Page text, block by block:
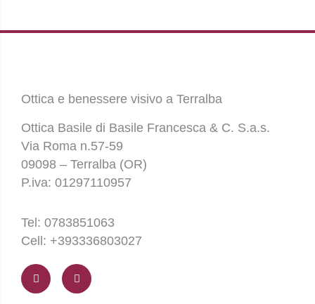
Ottica e benessere visivo a Terralba
Ottica Basile di Basile Francesca & C. S.a.s.
Via Roma n.57-59
09098 – Terralba (OR)
P.iva: 01297110957
Tel: 0783851063
Cell: +393336803027
a
c
e
b
n
s
t
a